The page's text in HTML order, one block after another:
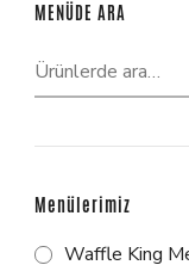
MENÜDE ARA
Menülerimiz
Waffle King